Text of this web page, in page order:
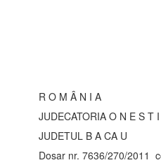
R O M Â N I A
JUDECATORIA O N E S T I
JUDETUL B A CA U
Dosar nr. 7636/270/2011